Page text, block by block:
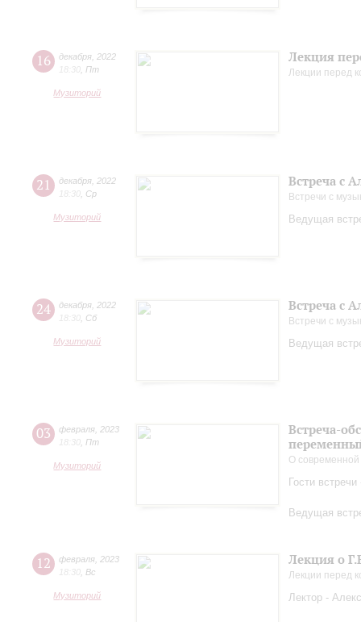
16 декабря 2022
18:30 Пт
Музиторий
Лекция
Лекции перед
21 декабря 2022
18:30 Ср
Музиторий
Встреча с
Встречи с
Ведущая
24 декабря 2022
18:30 Сб
Музиторий
Встреча с
Встречи с
Ведущая
03 февраля 2023
18:30 Пт
Музиторий
Встреча-
О
Гости
Ведущая
12 февраля 2023
18:30 Вс
Музиторий
Лекция о
Лекции перед
Лектор -